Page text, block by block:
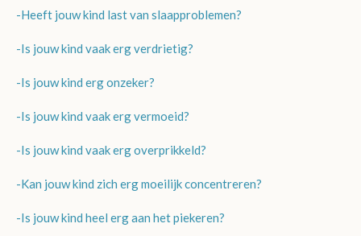
-Heeft jouw kind last van slaapproblemen?
-Is jouw kind vaak erg verdrietig?
-Is jouw kind erg onzeker?
-Is jouw kind vaak erg vermoeid?
-Is jouw kind vaak erg overprikkeld?
-Kan jouw kind zich erg moeilijk concentreren?
-Is jouw kind heel erg aan het piekeren?